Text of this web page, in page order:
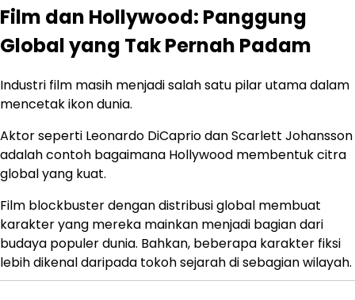
Film dan Hollywood: Panggung
Global yang Tak Pernah Padam
Industri film masih menjadi salah satu pilar utama dalam
mencetak ikon dunia.
Aktor seperti Leonardo DiCapriodanScarlett Johansson
adalah contoh bagaimana Hollywood membentuk citra
global yang kuat.
Film blockbuster dengan distribusi global membuat
karakter yang mereka mainkan menjadi bagian dari
budaya populer dunia. Bahkan, beberapa karakter fiksi
lebih dikenal daripada tokoh sejarah di sebagian wilayah.